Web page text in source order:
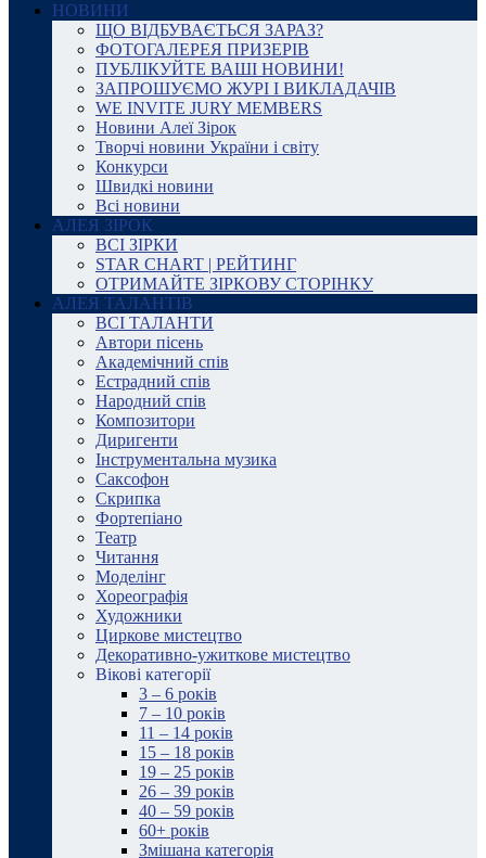
НОВИНИ
ЩО ВІДБУВАЄТЬСЯ ЗАРАЗ?
ФОТОГАЛЕРЕЯ ПРИЗЕРІВ
ПУБЛІКУЙТЕ ВАШІ НОВИНИ!
ЗАПРОШУЄМО ЖУРІ І ВИКЛАДАЧІВ
WE INVITE JURY MEMBERS
Новини Алеї Зірок
Творчі новини України і світу
Конкурси
Швидкі новини
Всі новини
АЛЕЯ ЗІРОК
ВСІ ЗІРКИ
STAR CHART | РЕЙТИНГ
ОТРИМАЙТЕ ЗІРКОВУ СТОРІНКУ
АЛЕЯ ТАЛАНТІВ
ВСІ ТАЛАНТИ
Автори пісень
Академічний спів
Естрадний спів
Народний спів
Композитори
Диригенти
Інструментальна музика
Саксофон
Скрипка
Фортепіано
Театр
Читання
Моделінг
Хореографія
Художники
Циркове мистецтво
Декоративно-ужиткове мистецтво
Вікові категорії
3 – 6 років
7 – 10 років
11 – 14 років
15 – 18 років
19 – 25 років
26 – 39 років
40 – 59 років
60+ років
Змішана категорія